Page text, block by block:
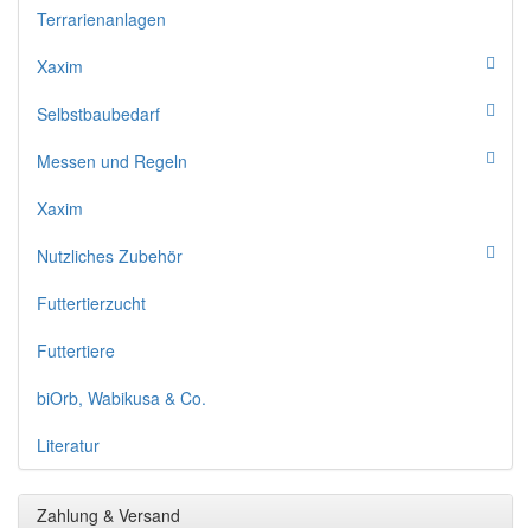
Terrarienanlagen
Xaxim
Selbstbaubedarf
Messen und Regeln
Xaxim
Nutzliches Zubehör
Futtertierzucht
Futtertiere
biOrb, Wabikusa & Co.
Literatur
Zahlung & Versand